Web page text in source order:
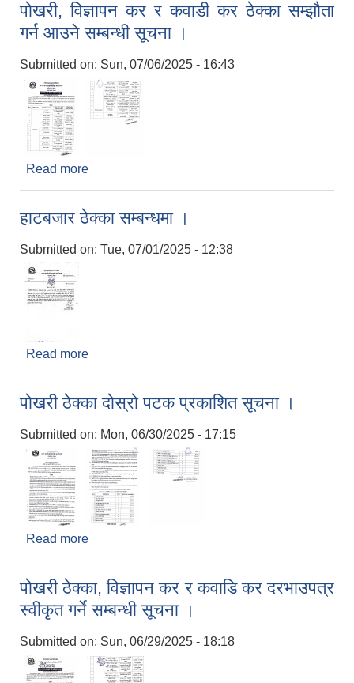
पोखरी, विज्ञापन कर र कवाडी कर ठेक्का सम्झौता
गर्न आउने सम्बन्धी सूचना ।
Submitted on: Sun, 07/06/2025 - 16:43
Read more
हाटबजार ठेक्का सम्बन्धमा ।
Submitted on: Tue, 07/01/2025 - 12:38
Read more
पोखरी ठेक्का दोस्रो पटक प्रकाशित सूचना ।
Submitted on: Mon, 06/30/2025 - 17:15
Read more
पोखरी ठेक्का, विज्ञापन कर र कवाडि कर दरभाउपत्र
स्वीकृत गर्ने सम्बन्धी सूचना ।
Submitted on: Sun, 06/29/2025 - 18:18